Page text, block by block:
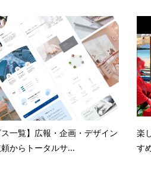
ス一覧】広報・企画・デザイン
からトータルサ...
楽
す